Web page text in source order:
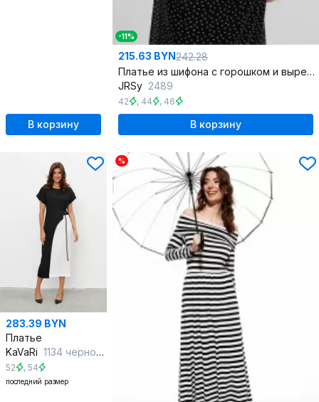
В корзину
-11%
215.63 BYN242.28
Платье из шифона с горошком и вырезом капелька
JRSy 2489
42 , 44 , 46
В корзину
283.39 BYN
Платье
KaVaRi 1134 черно-белый
52 , 54
последний размер
%